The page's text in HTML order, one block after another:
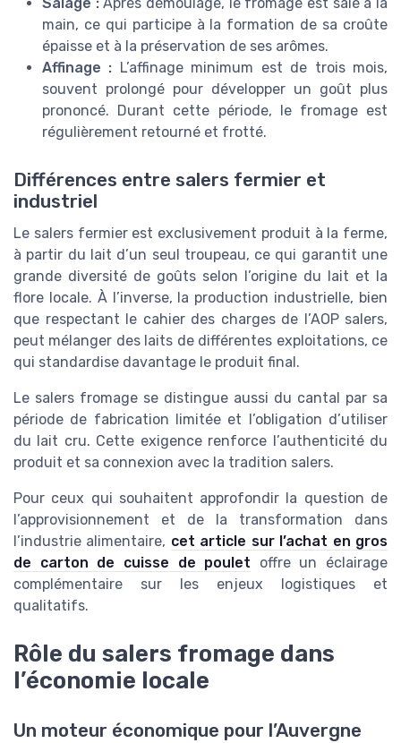
main, ce qui participe à la formation de sa croûte
épaisse et à la préservation de ses arômes.
Affinage : L’affinage minimum est de trois mois,
souvent prolongé pour développer un goût plus
prononcé. Durant cette période, le fromage est
régulièrement retourné et frotté.
Différences entre salers fermier et
industriel
Le salers fermier est exclusivement produit à la ferme,
à partir du lait d’un seul troupeau, ce qui garantit une
grande diversité de goûts selon l’origine du lait et la
flore locale. À l’inverse, la production industrielle, bien
que respectant le cahier des charges de l’AOP salers,
peut mélanger des laits de différentes exploitations, ce
qui standardise davantage le produit final.
Le salers fromage se distingue aussi du cantal par sa
période de fabrication limitée et l’obligation d’utiliser
du lait cru. Cette exigence renforce l’authenticité du
produit et sa connexion avec la tradition salers.
Pour ceux qui souhaitent approfondir la question de
l’approvisionnement et de la transformation dans
l’industrie alimentaire, cet article sur l’achat en gros
de carton de cuisse de poulet offre un éclairage
complémentaire sur les enjeux logistiques et
qualitatifs.
Rôle du salers fromage dans
l’économie locale
Un moteur économique pour l’Auvergne